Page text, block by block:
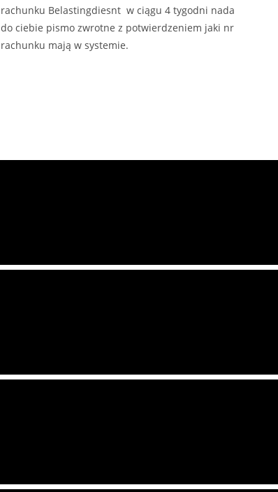
rachunku Belastingdiesnt w ciągu 4 tygodni nada
do ciebie pismo zwrotne z potwierdzeniem jaki nr
rachunku mają w systemie.